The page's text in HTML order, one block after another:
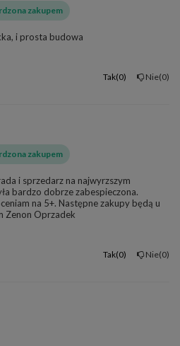
zakupem
i prosta budowa
Tak 0 Nie 0
zakupem
i sprzedarz na najwyrzszym
bardzo dobrze zabespieczona.
na 5+. Następne zakupy będą u
Zenon Oprzadek
Tak 0 Nie 0